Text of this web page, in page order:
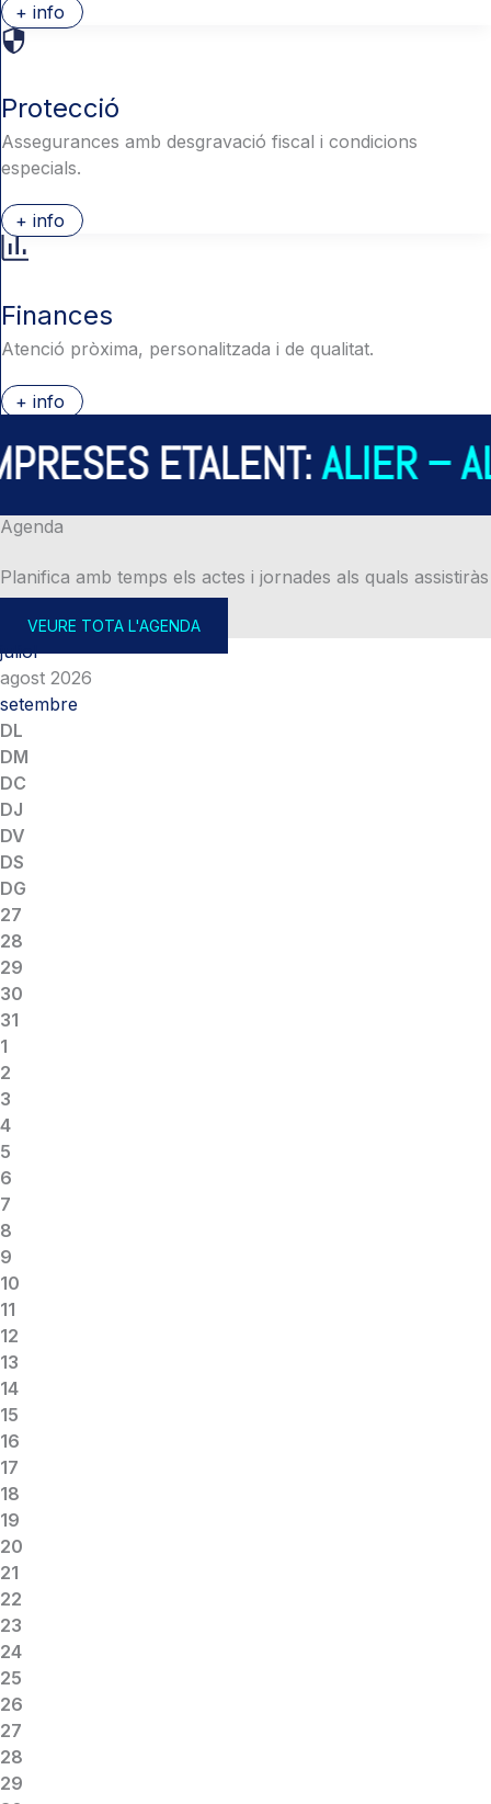
+ info
Protecció
Assegurances amb desgravació fiscal i condicions
especials.
+ info
Finances
Atenció pròxima, personalitzada i de qualitat.
+ info
ETALENT:ALIER –
Agenda
Planifica amb temps els actes i jornades als quals assistiràs
VEURE TOTA L'AGENDA
juliol
agost 2026
setembre
DL
DM
DC
DJ
DV
DS
DG
27
28
29
30
31
1
2
3
4
5
6
7
8
9
10
11
12
13
14
15
16
17
18
19
20
21
22
23
24
25
26
27
28
29